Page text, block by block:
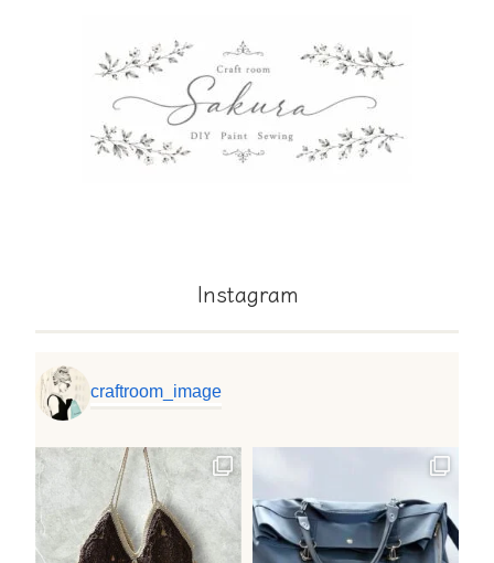
Instagram
craftroom_image